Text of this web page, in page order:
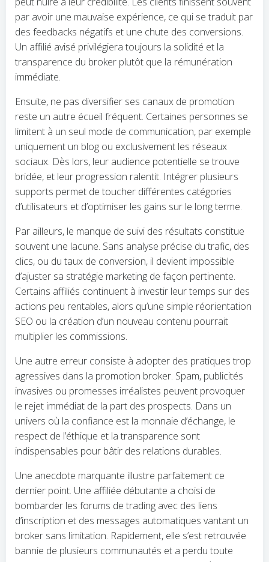
par avoir une mauvaise expérience, ce qui se traduit par
des feedbacks négatifs et une chute des conversions.
Un affilié avisé privilégiera toujours la solidité et la
transparence du broker plutôt que la rémunération
immédiate.
Ensuite, ne pas diversifier ses canaux de promotion
reste un autre écueil fréquent. Certaines personnes se
limitent à un seul mode de communication, par exemple
uniquement un blog ou exclusivement les réseaux
sociaux. Dès lors, leur audience potentielle se trouve
bridée, et leur progression ralentit. Intégrer plusieurs
supports permet de toucher différentes catégories
d’utilisateurs et d’optimiser les gains sur le long terme.
Par ailleurs, le manque de suivi des résultats constitue
souvent une lacune. Sans analyse précise du trafic, des
clics, ou du taux de conversion, il devient impossible
d’ajuster sa stratégie marketing de façon pertinente.
Certains affiliés continuent à investir leur temps sur des
actions peu rentables, alors qu’une simple réorientation
SEO ou la création d’un nouveau contenu pourrait
multiplier les commissions.
Une autre erreur consiste à adopter des pratiques trop
agressives dans la promotion broker. Spam, publicités
invasives ou promesses irréalistes peuvent provoquer
le rejet immédiat de la part des prospects. Dans un
univers où la confiance est la monnaie d’échange, le
respect de l’éthique et la transparence sont
indispensables pour bâtir des relations durables.
Une anecdote marquante illustre parfaitement ce
dernier point. Une affiliée débutante a choisi de
bombarder les forums de trading avec des liens
d’inscription et des messages automatiques vantant un
broker sans limitation. Rapidement, elle s’est retrouvée
bannie de plusieurs communautés et a perdu toute